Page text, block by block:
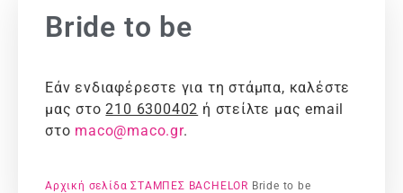
Bride to be
Εάν ενδιαφέρεστε για τη στάμπα, καλέστε
μας στο210 6300402 ή στείλτε μας email
στο maco@maco.gr.
Αρχική σελίδα ΣΤΑΜΠΕΣ BACHELOR Bride to be